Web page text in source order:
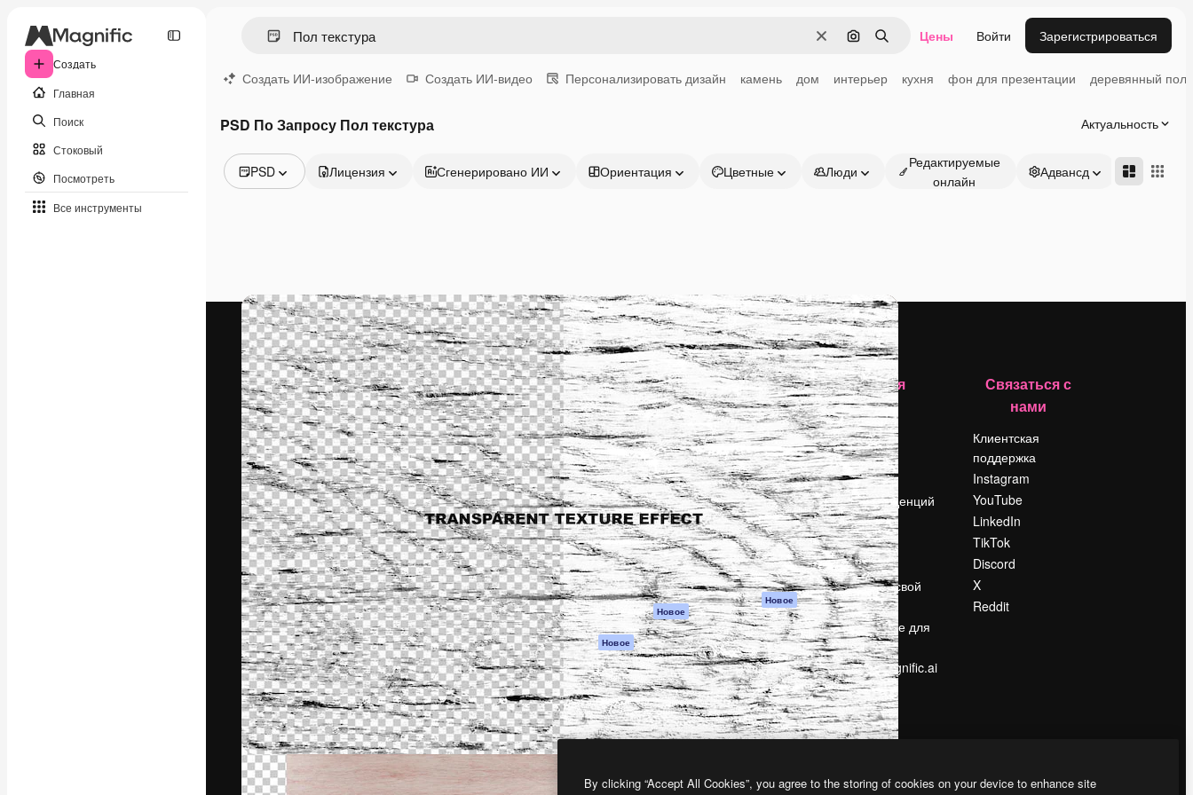
Создать
Главная
Поиск
Стоковый
Посмотреть
Все инструменты
ОчиститьПоиск по изображению
Поиск Цены Войти Зарегистрироваться
Создать ИИ-изображение Создать ИИ-видео Персонализировать дизайн камень дом интерьер кухня фон для презентации деревянный пол
PSD По Запросу Пол текстура Актуальность
PSD
Видео
Видеоролик
Моушн-дизайн
Видеошаблоны
Иконки
3D-модели
Шрифты
Лицензия Сгенерировано ИИ Ориентация Цветные Люди
Редактируемые
онлайн
Адвансд
Креативная платформа для создания
ваших лучших работ. Более 1 миллиона
подписчиков среди креаторов,
предприятий, агентств и студий.
Pусский
Продукция
Spaces
ИИ-помощник
Генератор
изображений ИИ
Генератор видео
ИИ
Генератор голоса
на основе ИИ
Стоковый контент
MCP для
Claude/ChatGPT
Новое
Агенты Новое
API
Мобильное
приложение
Все инструменты
Magnific
Начать
Academy
Документация по
Пакету ИИ
Служба
поддержки
Условия и
положения
Политика
конфиденциальности
Оригиналы Новое
Политика файлов
cookie
Центр доверия
Партнеры
Предприятие
Компания
Цены
О нас
Reviews
Вакансии
Поиск тенденций
Блог
События
Slidesgo
Продайте свой
контент
Помещение для
прессы
Ищете magnific.ai
Связаться с
нами
Клиентская
поддержка
Instagram
YouTube
LinkedIn
TikTok
Discord
X
Reddit
By clicking “Accept All Cookies”, you agree to the storing of cookies on your device to enhance site